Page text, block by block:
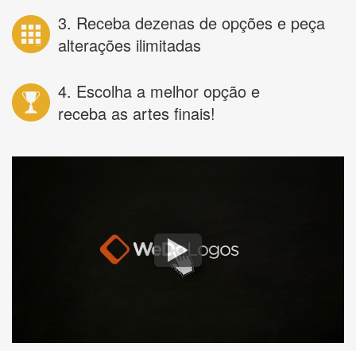
3. Receba dezenas de opções e peça
alterações ilimitadas
4. Escolha a melhor opção e
receba as artes finais!